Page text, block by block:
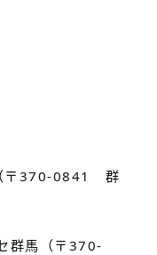
〒370-0841 群
群馬（〒370-